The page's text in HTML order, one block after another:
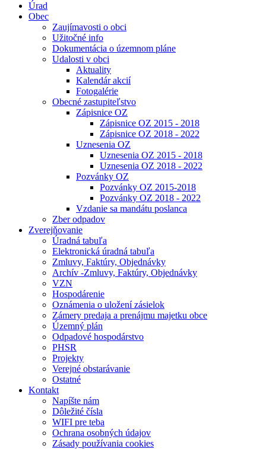
Úrad
Obec
Zaujímavosti o obci
Užitočné info
Dokumentácia o územnom pláne
Udalosti v obci
Aktuality
Kalendár akcií
Fotogalérie
Obecné zastupiteľstvo
Zápisnice OZ
Zápisnice OZ 2015 - 2018
Zápisnice OZ 2018 - 2022
Uznesenia OZ
Uznesenia OZ 2015 - 2018
Uznesenia OZ 2018 - 2022
Pozvánky OZ
Pozvánky OZ 2015-2018
Pozvánky OZ 2018 - 2022
Vzdanie sa mandátu poslanca
Zber odpadov
Zverejňovanie
Úradná tabuľa
Elektronická úradná tabuľa
Zmluvy, Faktúry, Objednávky
Archív -Zmluvy, Faktúry, Objednávky
VZN
Hospodárenie
Oznámenia o uložení zásielok
Zámery predaja a prenájmu majetku obce
Územný plán
Odpadové hospodárstvo
PHSR
Projekty
Verejné obstarávanie
Ostatné
Kontakt
Napíšte nám
Dôležité čísla
WIFI pre teba
Ochrana osobných údajov
Zásady používania cookies